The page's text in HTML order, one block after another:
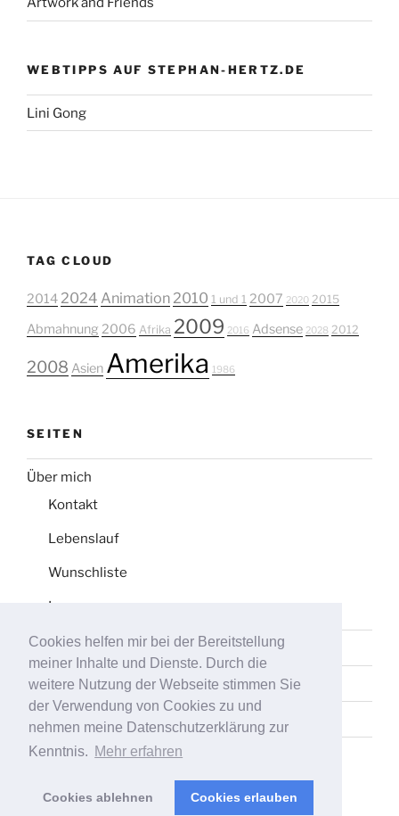
Cookies helfen mir bei der Bereitstellung
meiner Inhalte und Dienste. Durch die
weitere Nutzung der Webseite stimmen Sie
der Verwendung von Cookies zu und
nehmen meine Datenschutzerklärung zur
Kenntnis. Mehr erfahren
Cookies ablehnen Cookies erlauben
WEBTIPPS AUF STEPHAN-HERTZ.DE
Lini Gong
TAG CLOUD
2014 2024 Animation 2010 1 und 1 2007 2020 2015
Abmahnung 2006 Afrika 2009 2016 Adsense 2028 2012
2008 Asien Amerika 1986
SEITEN
Über mich
Kontakt
Lebenslauf
Wunschliste
Impressum
Datenschutz
Tag-Liste
Sitemap